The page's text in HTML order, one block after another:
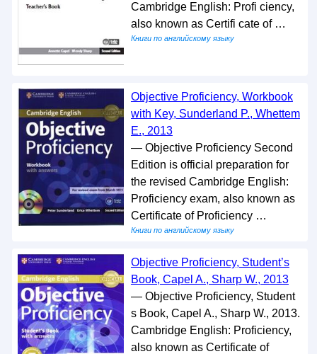
Cambridge English: Profi ciency,
also known as Certifi cate of …
Книги по английскому языку
Objective Proficiency, Workbook
with Key, Sunderland P., Whettem
E., 2013
— Objective Proficiency Second
Edition is official preparation for
the revised Cambridge English:
Proficiency exam, also known as
Certificate of Proficiency …
Книги по английскому языку
Objective Proficiency, Student’s
Book, Capel A., Sharp W., 2013
— Objective Proficiency, Student
s Book, Capel A., Sharp W., 2013.
Cambridge English: Proficiency,
also known as Certificate of